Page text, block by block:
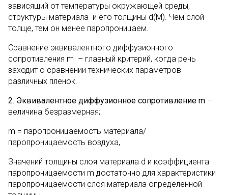
зависящий от температуры окружающей среды,
структуры материала и его толщины d(M). Чем слой
толще, тем он менее паропроницаем.
Сравнение эквивалентного диффузионного
сопротивления m – главный критерий, когда речь
заходит о сравнении технических параметров
различных пленок.
2. Эквивалентное диффузионное сопротивление m –
величина безразмерная;
m = паропроницаемость материала/
паропроницаемость воздуха,
Значений толщины слоя материала d и коэффициента
паропроницаемости m достаточно для характеристики
паропроницаемости слоя материала определенной